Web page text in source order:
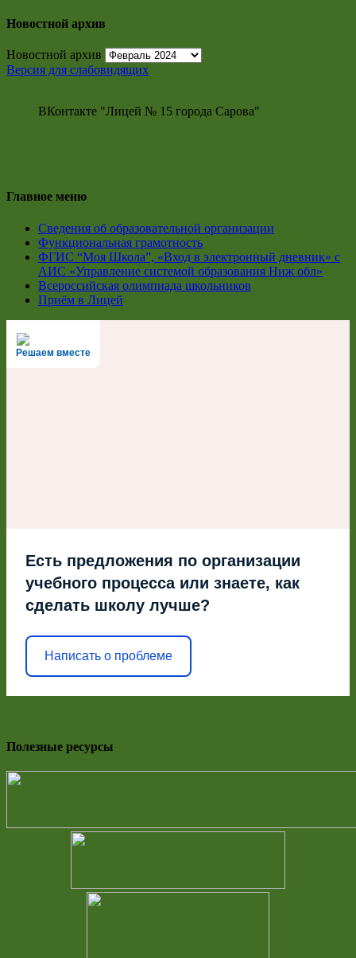
Новостной архив
Новостной архив
Версия для слабовидящих
ВКонтакте "Лицей № 15 города Сарова"
Главное меню
Сведения об образовательной организации
Функциональная грамотность
ФГИС “Моя Школа”, «Вход в электронный дневник» с
АИС «Управление системой образования Ниж обл»
Всероссийская олимпиада школьников
Приём в Лицей
Решаем вместе
Есть предложения по организации
учебного процесса или знаете, как
сделать школу лучше?
Написать о проблеме
Полезные ресурсы